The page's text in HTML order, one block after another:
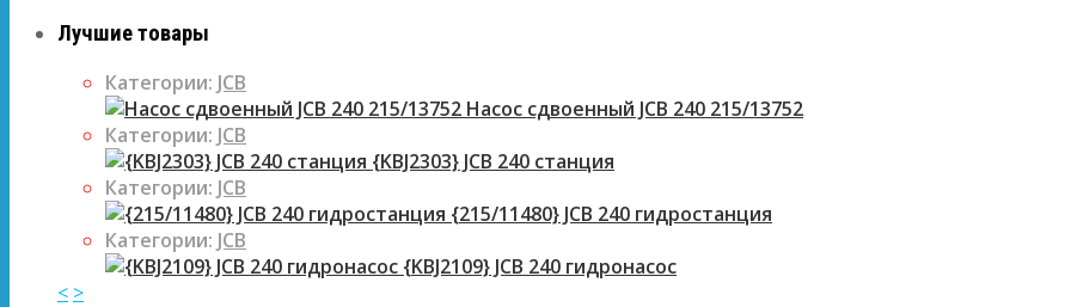
Лучшие товары
Категории: JCB
Насос сдвоенный JCB 240 215/13752
Категории: JCB
{KBJ2303} JCB 240 станция
Категории: JCB
{215/11480} JCB 240 гидростанция
Категории: JCB
{KBJ2109} JCB 240 гидронасос
< >